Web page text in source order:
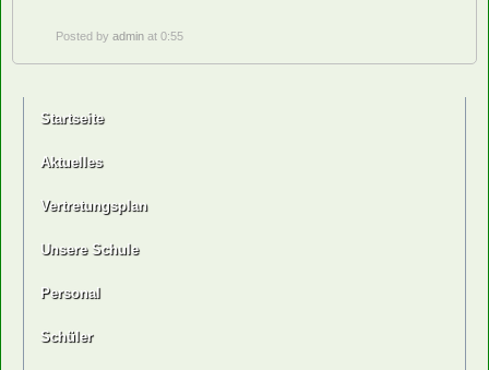
Posted by admin at 0:55
Startseite
Aktuelles
Vertretungsplan
Unsere Schule
Personal
Schüler